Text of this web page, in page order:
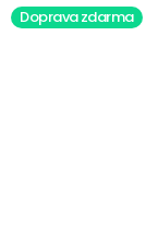
Doprava zdarma